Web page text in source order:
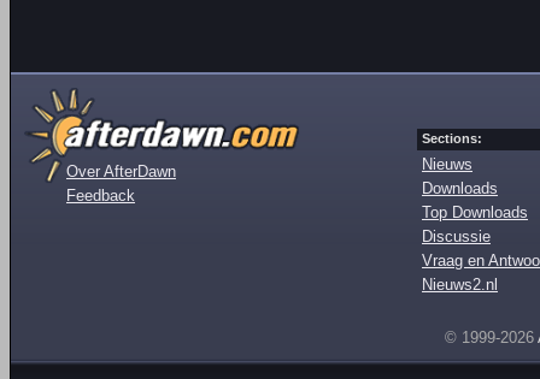
Over AfterDawn
Feedback
Sections:
Nieuws
Downloads
Top Downloads
Discussie
Vraag en
Nieuws2.nl
© 1999-2026